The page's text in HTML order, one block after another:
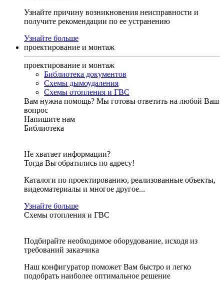
Узнайте причину возникновения неисправности и
получите рекомендации по ее устранению
Узнайте больше
проектирование и монтаж
проектирование и монтаж
Библиотека документов
Схемы дымоудаления
Схемы отопления и ГВС
Вам нужна помощь? Мы готовы ответить на любой Ваш
вопрос
Напишите нам
Библиотека
Не хватает информации?
Тогда Вы обратились по адресу!
Каталоги по проектированию, реализованные объекты,
видеоматериалы и многое другое...
Узнайте больше
Схемы отопления и ГВС
Подбирайте необходимое оборудование, исходя из
требований заказчика
Наш конфигуратор поможет Вам быстро и легко
подобрать наиболее оптимальное решение